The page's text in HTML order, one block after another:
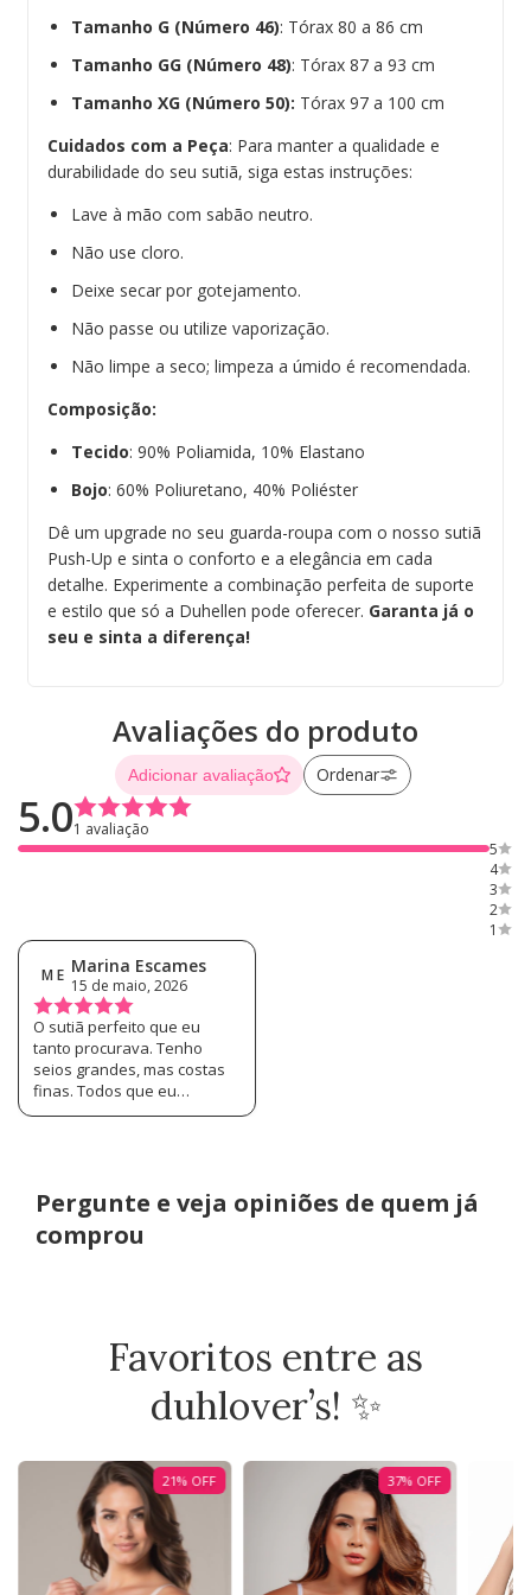
Tamanho G (Número 46): Tórax 80 a 86 cm
Tamanho GG (Número 48): Tórax 87 a 93 cm
Tamanho XG (Número 50): Tórax 97 a 100 cm
Cuidados com a Peça: Para manter a qualidade e
durabilidade do seu sutiã, siga estas instruções:
Lave à mão com sabão neutro.
Não use cloro.
Deixe secar por gotejamento.
Não passe ou utilize vaporização.
Não limpe a seco; limpeza a úmido é recomendada.
Composição:
Tecido: 90% Poliamida, 10% Elastano
Bojo: 60% Poliuretano, 40% Poliéster
Dê um upgrade no seu guarda-roupa com o nosso sutiã
Push-Up e sinta o conforto e a elegância em cada
detalhe. Experimente a combinação perfeita de suporte
e estilo que só a Duhellen pode oferecer. Garanta já o
seu e sinta a diferença!
Avaliações do produto
Adicionar avaliação Ordenar
5.01 avaliação
5
4
3
2
1
M E Marina Escames
15 de maio, 2026
O sutiã perfeito que eu
tanto procurava. Tenho
seios grandes, mas costas
finas. Todos que eu
comprava ficavam largos
qualidade. Foi minha
segunda compra e não será
a última
Pergunte e veja opiniões de quem já
comprou
Favoritos entre as
duhlover’s! ✨
21% OFF 37% OFF